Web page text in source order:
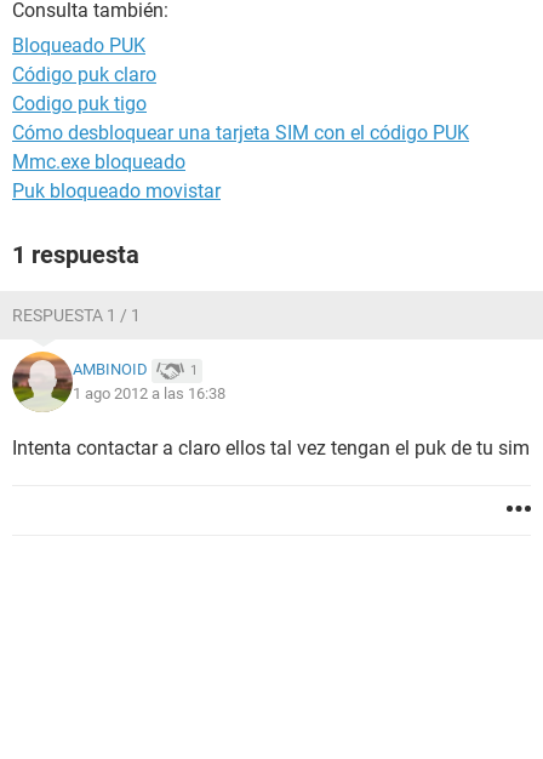
Consulta también:
Bloqueado PUK
Código puk claro
Codigo puk tigo
Cómo desbloquear una tarjeta SIM con el código PUK
Mmc.exe bloqueado
Puk bloqueado movistar
1 respuesta
RESPUESTA 1 / 1
AMBINOID 1
1 ago 2012 a las 16:38
Intenta contactar a claro ellos tal vez tengan el puk de tu sim